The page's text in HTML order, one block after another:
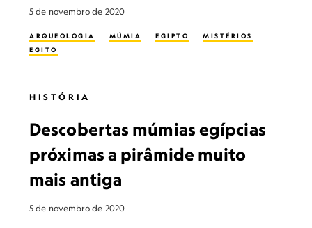
5 de novembro de 2020
ARQUEOLOGIA MÚMIA EGIPTO
MISTÉRIOS
EGITO
HISTÓRIA
Descobertas múmias egípcias
próximas a pirâmide muito
mais antiga
5 de novembro de 2020